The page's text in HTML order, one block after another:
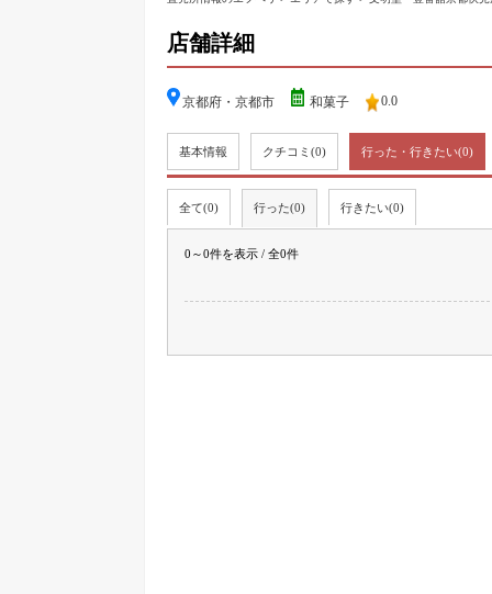
店舗詳細
京都府・京都市 和菓子 0.0
基本情報 クチコミ (0) 行った・行きたい(0)
全て(0) 行った(0) 行きたい(0)
0～0件を表示 / 全0件